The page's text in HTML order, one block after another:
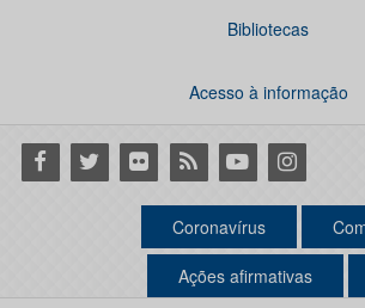
Bibliotecas
Acesso à informação
Facebook
Twitter Flickr RSS YoutubeInstagram
Coronavírus
Ações afirmativas